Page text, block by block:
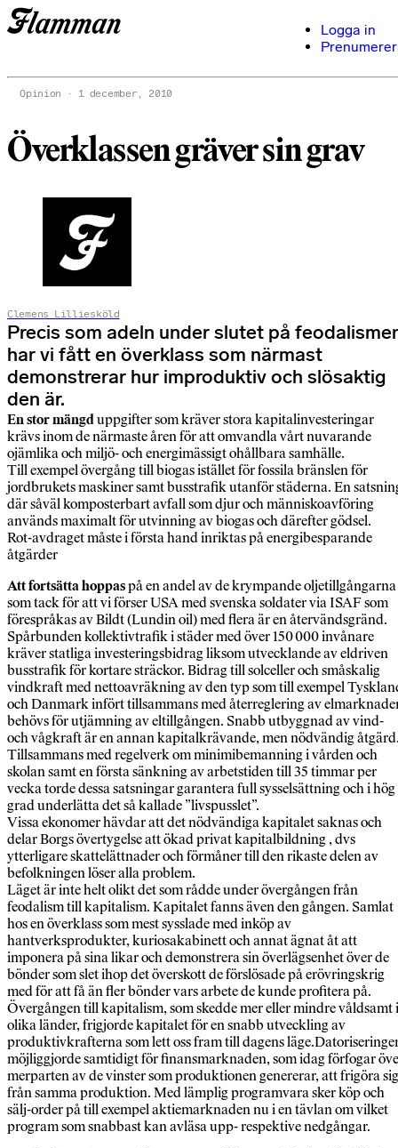
Logga in
Opinion 1 december, 2010
Överklassen gräver sin grav
Clemens Lilliesköld
Precis som adeln under slutet på
har vi fått en överklass som närmast
demonstrerar hur improduktiv och slösaktig
den är.
En stor mängduppgifter som kräver stora kapitalinvesteringar
krävs inom de närmaste åren för att omvandla vårt nuvarande
ojämlika och miljö- och energimässigt ohållbara samhälle.
Till exempel övergång till biogas istället för fossila bränslen för
jordbrukets maskiner samt busstrafik utanför städerna. En
där såväl komposterbart avfall som djur och människoavföring
används maximalt för utvinning av biogas och därefter gödsel.
Rot-avdraget måste i första hand inriktas på energibesparande
åtgärder
Att fortsätta hoppaspå en andel av de krympande oljetillgångarna
som tack för att vi förser USA med svenska soldater via ISAF som
förespråkas av Bildt (Lundin oil) med flera är en återvändsgränd.
Spårbunden kollektivtrafik i städer med över 150 000 invånare
kräver statliga investeringsbidrag liksom utvecklande av eldriven
busstrafik för kortare sträckor. Bidrag till solceller och småskalig
vindkraft med nettoavräkning av den typ som till exempel
och Danmark infört tillsammans med återreglering av
behövs för utjämning av eltillgången. Snabb utbyggnad av vind-
och vågkraft är en annan kapitalkrävande, men nödvändig
Tillsammans med regelverk om minimibemanning i vården och
skolan samt en första sänkning av arbetstiden till 35 timmar per
vecka torde dessa satsningar garantera full sysselsättning och i hög
grad underlätta det så kallade ”livspusslet”.
Vissa ekonomer hävdar att det nödvändiga kapitalet saknas och
delar Borgs övertygelse att ökad privat kapitalbildning , dvs
ytterligare skattelättnader och förmåner till den rikaste delen av
befolkningen löser alla problem.
Läget är inte helt olikt det som rådde under övergången från
feodalism till kapitalism. Kapitalet fanns även den gången. Samlat
hos en överklass som mest sysslade med inköp av
hantverksprodukter, kuriosakabinett och annat ägnat åt att
imponera på sina likar och demonstrera sin överlägsenhet över de
bönder som slet ihop det överskott de förslösade på erövringskrig
med för att få än fler bönder vars arbete de kunde profitera på.
Övergången till kapitalism, som skedde mer eller mindre våldsamt i
olika länder, frigjorde kapitalet för en snabb utveckling av
produktivkrafterna som lett oss fram till dagens
möjliggjorde samtidigt för finansmarknaden, som idag förfogar
merparten av de vinster som produktionen genererar, att frigöra sig
från samma produktion. Med lämplig programvara sker köp och
sälj-order på till exempel aktiemarknaden nu i en tävlan om vilket
program som snabbast kan avläsa upp- respektive nedgångar.